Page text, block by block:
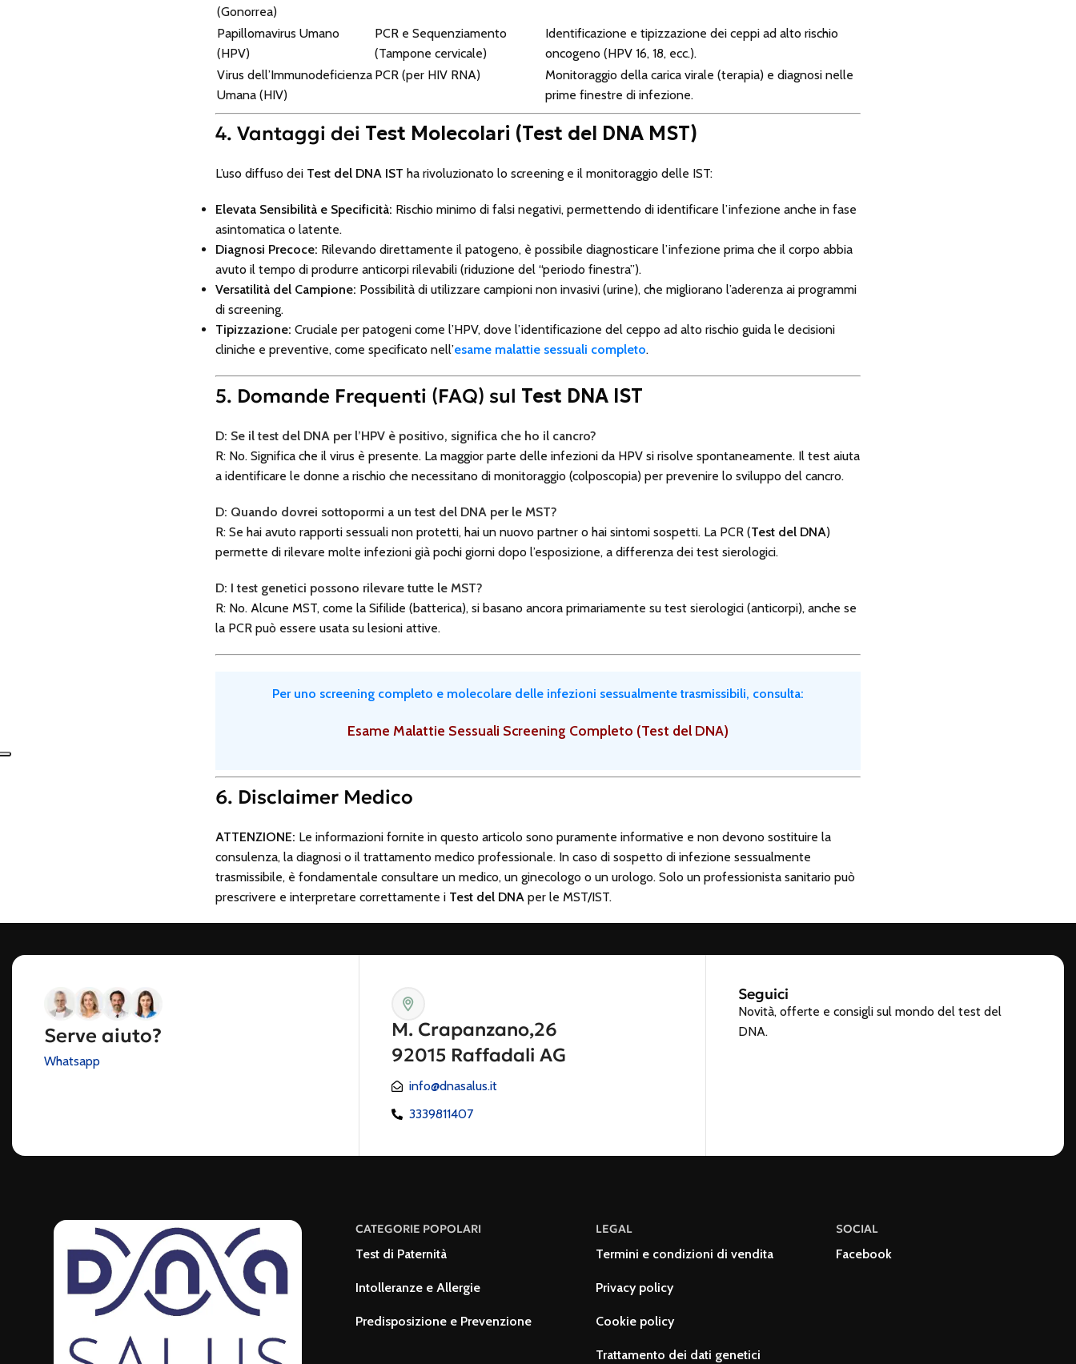
(Gonorrea)
Papillomavirus Umano
(HPV)
PCR e Sequenziamento
(Tampone cervicale)
Identificazione e tipizzazione dei ceppi ad alto rischio
oncogeno (HPV 16, 18, ecc.).
Virus dell’Immunodeficienza
Umana (HIV)
PCR (per HIV RNA)
Monitoraggio della carica virale (terapia) e diagnosi nelle
prime finestre di infezione.
4. Vantaggi dei Test Molecolari (Test del DNA MST)
L’uso diffuso dei Test del DNA IST ha rivoluzionato lo screening e il monitoraggio delle IST:
Elevata Sensibilità e Specificità: Rischio minimo di falsi negativi, permettendo di identificare l’infezione anche in fase
asintomatica o latente.
Diagnosi Precoce: Rilevando direttamente il patogeno, è possibile diagnosticare l’infezione prima che il corpo abbia
avuto il tempo di produrre anticorpi rilevabili (riduzione del “periodo finestra”).
Versatilità del Campione: Possibilità di utilizzare campioni non invasivi (urine), che migliorano l’aderenza ai programmi
di screening.
Tipizzazione: Cruciale per patogeni come l’HPV, dove l’identificazione del ceppo ad alto rischio guida le decisioni
cliniche e preventive, come specificato nell’esame malattie sessuali completo.
5. Domande Frequenti (FAQ) sul Test DNA IST
D: Se iltest del DNAper l’HPV è positivo, significa che ho il cancro?
R: No. Significa che il virus è presente. La maggior parte delle infezioni da HPV si risolve spontaneamente. Il test aiuta
a identificare le donne a rischio che necessitano di monitoraggio (colposcopia) per prevenire lo sviluppo del cancro.
D: Quando dovrei sottopormi a untest del DNA per le MST?
R: Se hai avuto rapporti sessuali non protetti, hai un nuovo partner o hai sintomi sospetti. La PCR (Test del DNA)
permette di rilevare molte infezioni già pochi giorni dopo l’esposizione, a differenza dei test sierologici.
D: I test genetici possono rilevare tutte le MST?
R: No. Alcune MST, come la Sifilide (batterica), si basano ancora primariamente su test sierologici (anticorpi), anche se
la PCR può essere usata su lesioni attive.
Per uno screening completo e molecolare delle infezioni sessualmente trasmissibili, consulta:
Esame Malattie Sessuali Screening Completo (Test del DNA)
6. Disclaimer Medico
ATTENZIONE: Le informazioni fornite in questo articolo sono puramente informative e non devono sostituire la
consulenza, la diagnosi o il trattamento medico professionale. In caso di sospetto di infezione sessualmente
trasmissibile, è fondamentale consultare un medico, un ginecologo o un urologo. Solo un professionista sanitario può
prescrivere e interpretare correttamente i Test del DNAper le MST/IST.
Serve aiuto?
Whatsapp
M. Crapanzano,26
92015 Raffadali AG
info@dnasalus.it
3339811407
Seguici
Novità, offerte e consigli sul mondo del test del
DNA.
CATEGORIE POPOLARI
Test di Paternità
Intolleranze e Allergie
Predisposizione e Prevenzione
LEGAL
Termini e condizioni di vendita
Privacy policy
Cookie policy
Trattamento dei dati genetici
SOCIAL
Facebook